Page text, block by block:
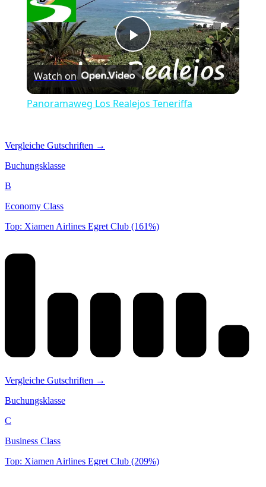
Play
Video
Watch on
Panoramaweg Los Realejos Teneriffa
Vergleiche Gutschriften →
Buchungsklasse
B
Economy Class
Top: Xiamen Airlines Egret Club (161%)
Vergleiche Gutschriften →
Buchungsklasse
C
Business Class
Top: Xiamen Airlines Egret Club (209%)